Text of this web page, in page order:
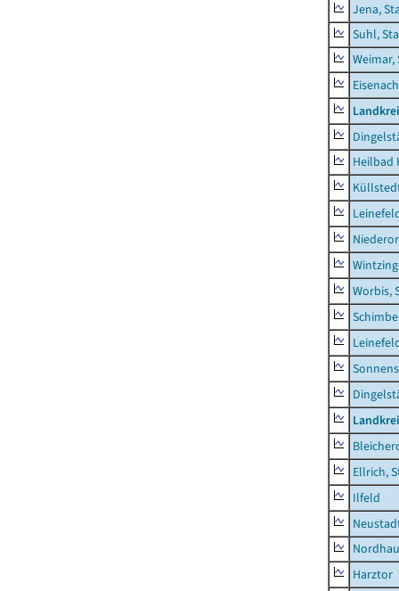
Jena,
Suhl,
Weimar,
Heilbad
Worbis,
Ellrich,
Ilfeld
Harztor